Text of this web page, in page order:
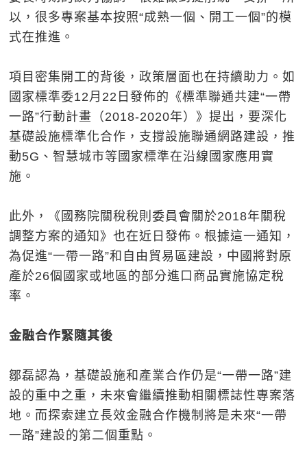
以，很多專案基本按照“成熟一個、開工一個”的模
式在推進。
項目密集開工的背後，政策層面也在持續助力。如
國家標準委12月22日發佈的《標準聯通共建“一帶
一路”行動計畫（2018-2020年）》提出，要深化
基礎設施標準化合作，支撐設施聯通網路建設，推
動5G、智慧城市等國家標準在沿線國家應用實
施。
此外，《國務院關稅稅則委員會關於2018年關稅
調整方案的通知》也在近日發佈。根據這一通知，
為促進“一帶一路”和自由貿易區建設，中國將對原
產於26個國家或地區的部分進口商品實施協定稅
率。
金融合作緊隨其後
鄒磊認為，基礎設施和產業合作仍是“一帶一路”建
設的重中之重，未來會繼續推動相關標誌性專案落
地。而探索建立長效金融合作機制將是未來“一帶
一路”建設的第二個重點。